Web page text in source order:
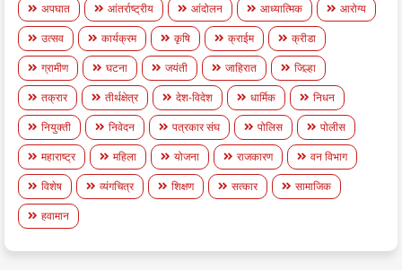
अपघात आंतर्राष्ट्रीय आंदोलन आध्यात्मिक
आरोग्य
उत्सव
कार्यक्रम कृषि क्राईम
क्रीडा
ग्रामीण
घटना जयंती जाहिरात
जिल्हा
तक्रार
तीर्थक्षेत्र देश-विदेश धार्मिक
निधन
नियुक्ती
निवेदन पत्रकार संघ पोलिस
पोलीस
महाराष्ट्र
महिला योजना राजकारण
वन विभाग
विशेष
व्यंगचित्र शिक्षण सत्कार
सामाजिक
हवामान